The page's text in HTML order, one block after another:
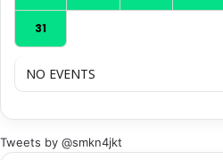
31
NO EVENTS
Tweets by @smkn4jkt